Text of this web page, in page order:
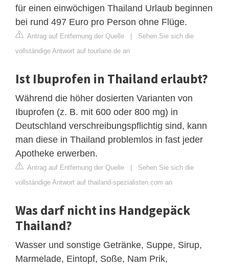
für einen einwöchigen Thailand Urlaub beginnen
bei rund 497 Euro pro Person ohne Flüge.
Antrag auf Entfernung der Quelle | Sehen Sie sich die
vollständige Antwort auf tourlane.de an
Ist Ibuprofen in Thailand erlaubt?
Während die höher dosierten Varianten von
Ibuprofen (z. B. mit 600 oder 800 mg) in
Deutschland verschreibungspflichtig sind, kann
man diese in Thailand problemlos in fast jeder
Apotheke erwerben.
Antrag auf Entfernung der Quelle | Sehen Sie sich die
vollständige Antwort auf thailand-spezialisten.com an
Was darf nicht ins Handgepäck
Thailand?
Wasser und sonstige Getränke, Suppe, Sirup,
Marmelade, Eintopf, Soße, Nam Prik,